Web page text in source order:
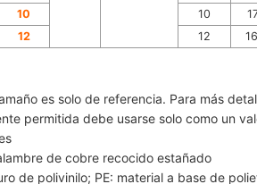
10
10
12
12
es solo de referencia. Para más
permitida debe usarse solo como un
de cobre recocido estañado
de polivinilo; PE: material a base de